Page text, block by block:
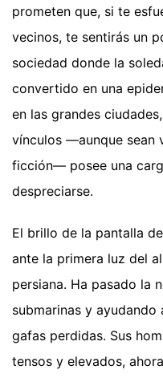
prometen que, si te
vecinos, te sentirás un
sociedad donde la
convertido en una
en las grandes
vínculos —aunque sean
ficción— posee una
despreciarse.
El brillo de la pantalla
ante la primera luz del
persiana. Ha pasado la
submarinas y
gafas perdidas. Sus
tensos y elevados,